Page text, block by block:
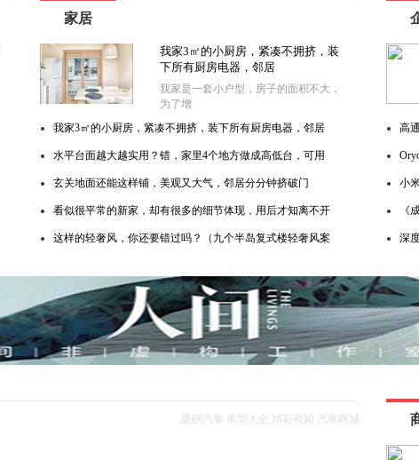
家居
我家3㎡的小厨房，紧凑不拥挤，装
下所有厨房电器，邻居
我家是一套小户型，房子的面积不大，
为了增
我家3㎡的小厨房，紧凑不拥挤，装下所有厨房电器，邻居
水平台面越大越实用？错，家里4个地方做成高低台，可用
玄关地面还能这样铺，美观又大气，邻居分分钟挤破门
看似很平常的新家，却有很多的细节体现，用后才知离不开
这样的轻奢风，你还要错过吗？（九个半岛复式楼轻奢风案
高
小
《
深
重磅汽車 車型大全 精彩視頻 汽車商城